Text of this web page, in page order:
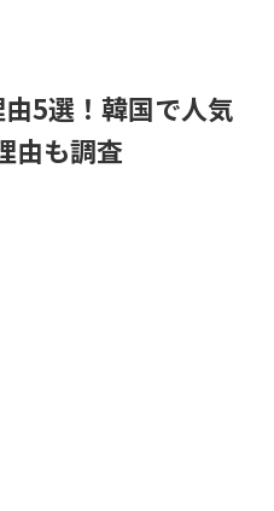
5選！韓国で人気
由も調査